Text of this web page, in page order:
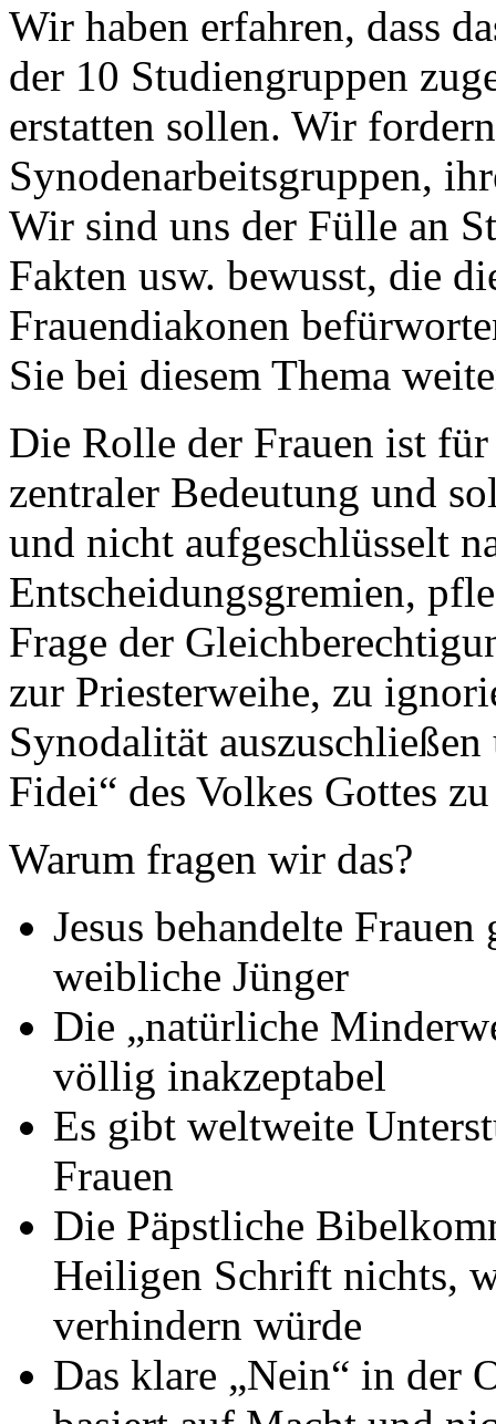
Wir haben erfahren, dass
der 10 Studiengruppen
erstatten sollen. Wir
Synodenarbeitsgruppen,
Wir sind uns der Fülle an
Fakten usw. bewusst, die
Frauendiakonen
Sie bei diesem Thema
Die Rolle der Frauen ist
zentraler Bedeutung und
und nicht aufgeschlüsselt
Entscheidungsgremien,
Frage der
zur Priesterweihe, zu
Synodalität
Fidei“ des Volkes Gottes
Warum fragen wir das?
Jesus behandelte
weibliche Jünger
Die „natürliche
völlig inakzeptabel
Es gibt weltweite
Frauen
Die Päpstliche
Heiligen Schrift nichts,
verhindern würde
Das klare „Nein“ in der